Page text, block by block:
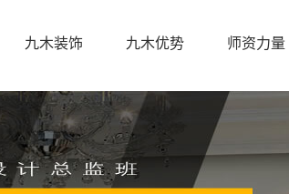
九木装饰 九木优势 师资力量